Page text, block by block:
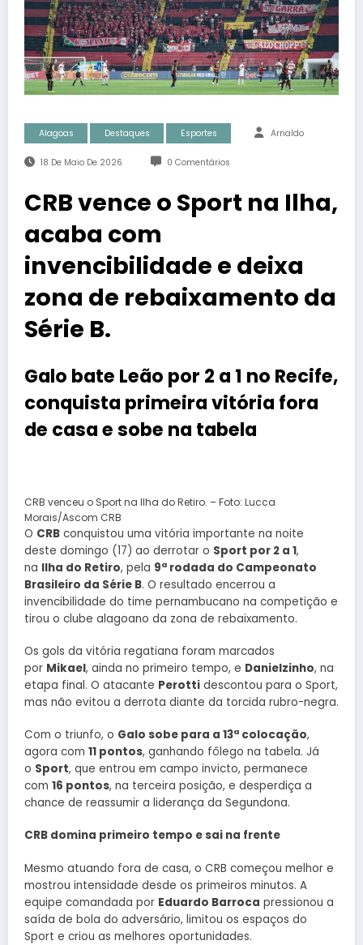
Alagoas Destaques Esportes Arnaldo
18 De Maio De 2026 0 Comentários
CRB vence o Sport na Ilha,
acaba com
invencibilidade e deixa
zona de rebaixamento da
Série B.
Galo bate Leão por 2 a 1 no Recife,
conquista primeira vitória fora
de casa e sobe na tabela
CRB venceu o Sport na Ilha do Retiro. – Foto: Lucca
Morais/Ascom CRB
O CRB conquistou uma vitória importante na noite
deste domingo (17) ao derrotar o Sport por 2 a 1,
na Ilha do Retiro, pela 9ª rodada do Campeonato
Brasileiro da Série B. O resultado encerrou a
invencibilidade do time pernambucano na competição e
tirou o clube alagoano da zona de rebaixamento.
Os gols da vitória regatiana foram marcados
por Mikael, ainda no primeiro tempo, e Danielzinho, na
etapa final. O atacante Perotti descontou para o Sport,
mas não evitou a derrota diante da torcida rubro-negra.
Com o triunfo, o Galo sobe para a 13ª colocação,
agora com 11 pontos, ganhando fôlego na tabela. Já
o Sport, que entrou em campo invicto, permanece
com 16 pontos, na terceira posição, e desperdiça a
chance de reassumir a liderança da Segundona.
CRB domina primeiro tempo e sai na frente
Mesmo atuando fora de casa, o CRB começou melhor e
mostrou intensidade desde os primeiros minutos. A
equipe comandada por Eduardo Barroca pressionou a
saída de bola do adversário, limitou os espaços do
Sport e criou as melhores oportunidades.